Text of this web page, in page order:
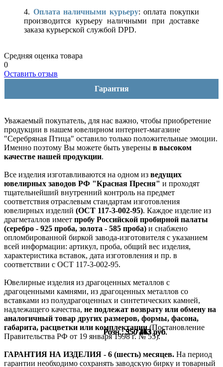
Розн.:350 263руб.
Розн.:350 263руб.
Розн.:350 263руб.
Розн.:350 263руб.
Розн.:350 263руб.
Розн.:350 263руб.
Розн.:350 263руб.
Розн.:350 263руб.
Розн.:350 263руб.
Розн.:350 263руб.
Розн.:550 413руб.
Розн.:550 413руб.
Розн.:550 413руб.
Розн.:550 413руб.
Розн.:550 413руб.
Розн.:550 413руб.
Розн.:550 413руб.
Розн.:550 413руб.
Розн.:550 413руб.
4. Оплата наличными курьеру: оплата покупки
производится курьеру наличными при доставке
заказа курьерской службой DPD.
Средняя оценка товара
0
Оставить отзыв
Гарантия
Уважаемый покупатель, для нас важно, чтобы приобретение
продукции в нашем ювелирном интернет-магазине
"Серебряная Птица" оставило только положительные эмоции.
Именно поэтому Вы можете быть уверены в высоком
качестве нашей продукции.
Все изделия изготавливаются на одном из ведущих
ювелирных заводов РФ "Красная Пресня" и проходят
тщательнейший внутренний контроль на предмет
соответствия отраслевым стандартам изготовления
ювелирных изделий (ОСТ 117-3-002-95). Каждое изделие из
драгметаллов имеет пробу Российской пробирной палаты
(серебро - 925 проба, золота - 585 проба) и снабжено
опломбированной биркой завода-изготовителя с указанием
всей информации: артикул, проба, общий вес изделия,
характеристика вставок, дата изготовления и пр. в
соответствии с ОСТ 117-3-002-95.
Ювелирные изделия из драгоценных металлов с
драгоценными камнями, из драгоценных металлов со
вставками из полудрагоценных и синтетических камней,
надлежащего качества, не подлежат возврату или обмену на
аналогичный товар других размеров, формы, фасона,
габарита, расцветки или комплектации(Постановление
Правительства РФ от 19 января 1998 г. № 55).
ГАРАНТИЯ НА ИЗДЕЛИЯ - 6 (шесть) месяцев. На период
гарантии необходимо сохранять заводскую бирку и товарный